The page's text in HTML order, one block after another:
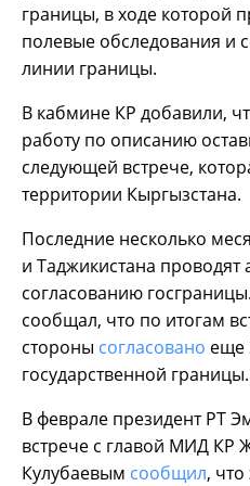
границы, в ходе которой
полевые обследования и
линии границы.
В кабмине КР добавили,
работу по описанию
следующей встрече,
территории Кыргызстана.
Последние несколько
и Таджикистана
согласованию
сообщал, что по итогам
стороны согласовано еще
государственной границы.
В феврале президент РТ
встрече с главой МИД КР
Кулубаевым сообщил,